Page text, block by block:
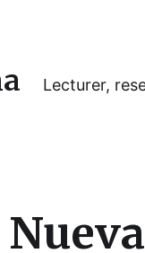
Lecturer,